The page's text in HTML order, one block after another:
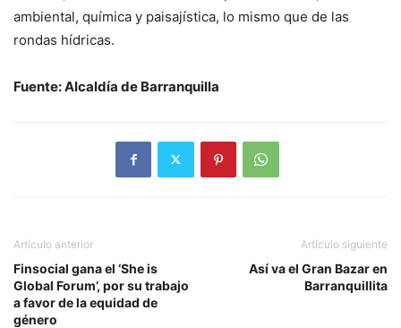
ambiental, química y paisajística, lo mismo que de las
rondas hídricas.
Fuente: Alcaldía de Barranquilla
Artículo anterior
Finsocial gana el ‘She is
Global Forum’, por su trabajo
a favor de la equidad de
género
Artículo siguiente
Así va el Gran Bazar en
Barranquillita